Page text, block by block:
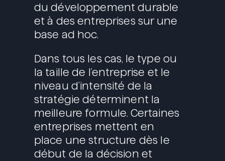
du développement durable
et à des entreprises sur une
base ad hoc.
Dans tous les cas, le type ou
la taille de l’entreprise et le
niveau d’intensité de la
stratégie déterminent la
meilleure formule. Certaines
entreprises mettent en
place une structure dès le
début de la décision et